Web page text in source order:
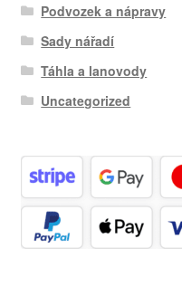
Podvozek a nápravy
Sady nářadí
Táhla a lanovody
Uncategorized